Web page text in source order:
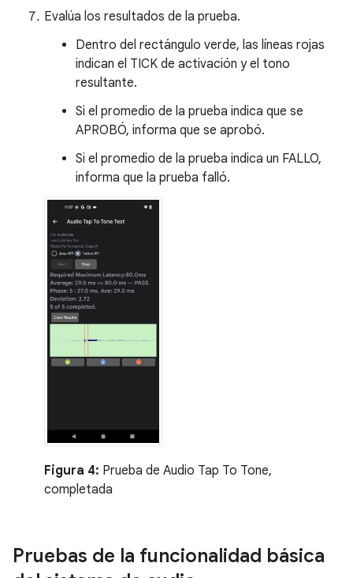
Evalúa los resultados de la prueba.
Dentro del rectángulo verde, las líneas rojas
indican el TICK de activación y el tono
resultante.
Si el promedio de la prueba indica que se
APROBÓ, informa que se aprobó.
Si el promedio de la prueba indica un FALLO,
informa que la prueba falló.
Figura 4: Prueba de Audio Tap To Tone,
completada
Pruebas de la funcionalidad básica